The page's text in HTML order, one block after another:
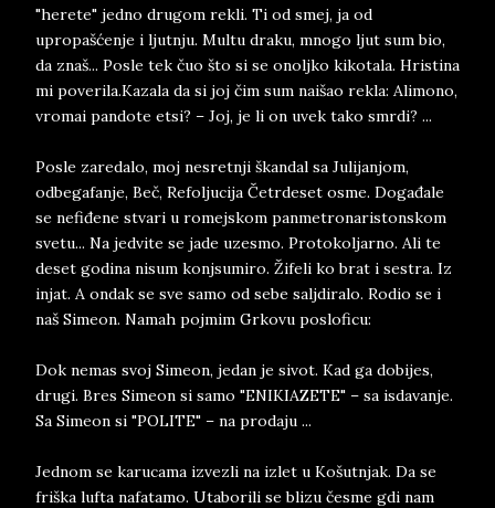
"herete" jedno drugom rekli. Ti od smej, ja od
upropašćenje i ljutnju. Multu draku, mnogo ljut sum bio,
da znaš... Posle tek čuo što si se onoljko kikotala. Hristina
mi poverila.Kazala da si joj čim sum naišao rekla: Alimono,
vromai pandote etsi? – Joj, je li on uvek tako smrdi? ...
Posle zaredalo, moj nesretnji škandal sa Julijanjom,
odbegafanje, Beč, Refoljucija Četrdeset osme. Događale
se nefiđene stvari u romejskom panmetronaristonskom
svetu... Na jedvite se jade uzesmo. Protokoljarno. Ali te
deset godina nisum konjsumiro. Žifeli ko brat i sestra. Iz
injat. A ondak se sve samo od sebe saljdiralo. Rodio se i
naš Simeon. Namah pojmim Grkovu posloficu:
Dok nemas svoj Simeon, jedan je sivot. Kad ga dobijes,
drugi. Bres Simeon si samo "ENIKIAZETE" – sa isdavanje.
Sa Simeon si "POLITE" – na prodaju ...
Jednom se karucama izvezli na izlet u Košutnjak. Da se
friška lufta nafatamo. Utaborili se blizu česme gdi nam